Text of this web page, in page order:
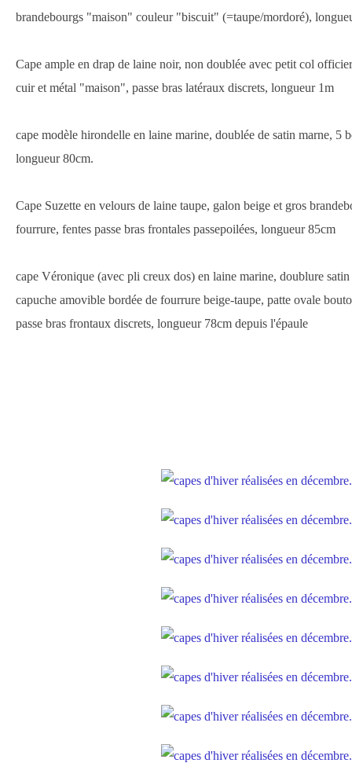
brandebourgs "maison" couleur "biscuit" (=taupe/mordoré),
Cape ample en drap de laine noir, non doublée avec petit col
cuir et métal "maison", passe bras latéraux discrets, longueur 1m
cape modèle hirondelle en laine marine, doublée de satin marne, 5
longueur 80cm.
Cape Suzette en velours de laine taupe, galon beige et gros
fourrure, fentes passe bras frontales passepoilées, longueur 85cm
cape Véronique (avec pli creux dos) en laine marine, doublure
capuche amovible bordée de fourrure beige-taupe, patte ovale
passe bras frontaux discrets, longueur 78cm depuis l'épaule